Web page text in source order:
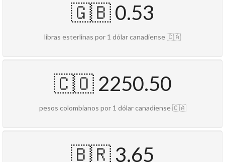
🇬🇧 0.53
libras esterlinas por 1 dólar canadiense 🇨🇦
🇨🇴 2250.50
pesos colombianos por 1 dólar canadiense 🇨🇦
🇧🇷 3.65